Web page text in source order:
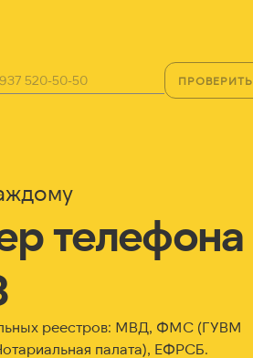
ПРОВЕРИТЬ
телефона
реестров: МВД, ФМС (ГУВМ
палата), ЕФРСБ.